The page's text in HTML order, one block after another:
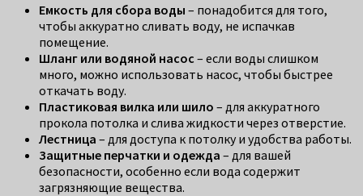
Емкость для сбора воды – понадобится для того,
чтобы аккуратно сливать воду, не испачкав
помещение.
Шланг или водяной насос – если воды слишком
много, можно использовать насос, чтобы быстрее
откачать воду.
Пластиковая вилка или шило – для аккуратного
прокола потолка и слива жидкости через отверстие.
Лестница – для доступа к потолку и удобства работы.
Защитные перчатки и одежда – для вашей
безопасности, особенно если вода содержит
загрязняющие вещества.